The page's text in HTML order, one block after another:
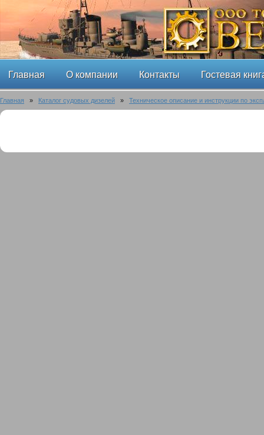
Главная О компании Контакты Гостевая
Главная » Каталог судовых дизелей » Техническое описание и инструкции по